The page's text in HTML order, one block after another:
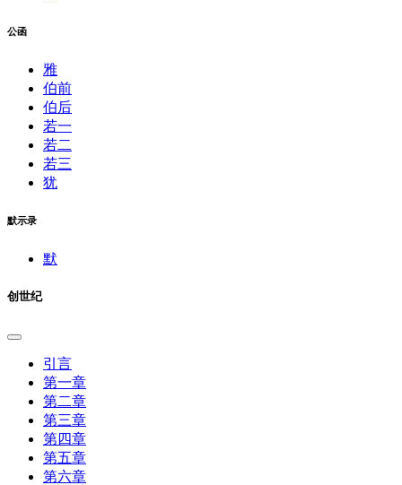
公函
雅
伯前
伯后
若一
若二
若三
犹
默示录
默
创世纪
引言
第一章
第二章
第三章
第四章
第五章
第六章